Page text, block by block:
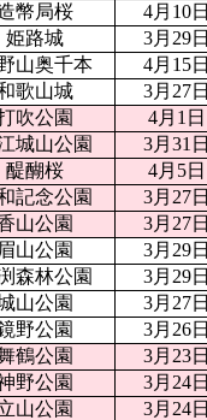
幣局桜
4月10日
姫路城
3月29日
山奥千本
4月15日
歌山城
3月27日
吹公園
4月1日
城山公園
3月31日
醍醐桜
4月5日
記念公園
3月27日
山公園
3月27日
眉山公園
3月29日
森林公園
3月29日
山公園
3月27日
野公園
3月26日
鶴公園
3月23日
野公園
3月24日
山公園
3月24日